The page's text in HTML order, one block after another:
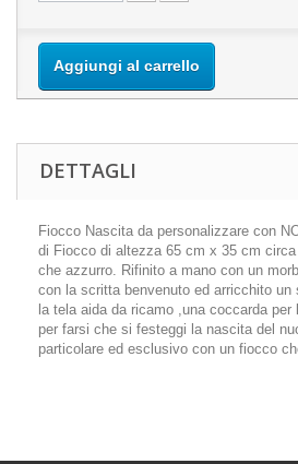
Aggiungi al carrello
DETTAGLI
Fiocco Nascita da personalizzare con
di Fiocco di altezza 65 cm x 35 cm
che azzurro. Rifinito a mano con un
con la scritta benvenuto ed arricchito
la tela aida da ricamo ,una coccarda
per farsi che si festeggi la nascita del
particolare ed esclusivo con un fiocco